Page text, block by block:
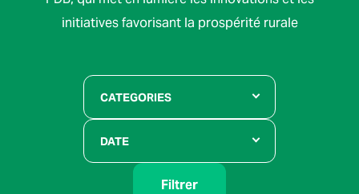
initiatives favorisant la prospérité rurale
CATEGORIES
DATE
Filtrer